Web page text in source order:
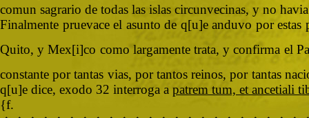
comun sagrario de todas las islas circunvecinas, y no
Finalmente pruevace el asunto de q[u]e anduvo por
Quito, y Mex[i]co como largamente trata, y confirma el
constante por tantas vias, por tantos reinos, por tantas
q[u]e dice, exodo 32 interroga a patrem tum, et ancetiali